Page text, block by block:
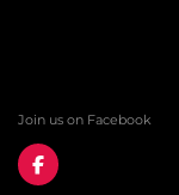
Join us on Facebook
F
a